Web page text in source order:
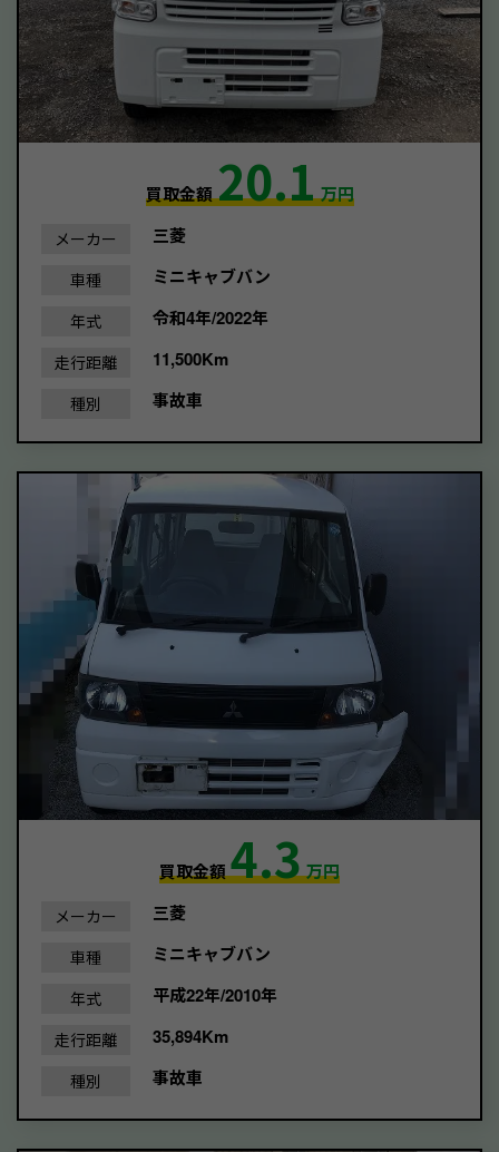
買取金額20.1万円
メーカー 三菱
車種 ミニキャブバン
年式 令和4年/2022年
走行距離 11,500Km
種別 事故車
買取金額4.3万円
メーカー 三菱
車種 ミニキャブバン
年式 平成22年/2010年
走行距離 35,894Km
種別 事故車